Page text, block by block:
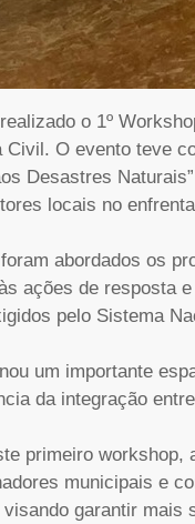
o 1º
Civil. O evento teve
Desastres
locais no
abordados os
ações de resposta
pelo Sistema
um importante
da integração
primeiro
municipais e
garantir mais